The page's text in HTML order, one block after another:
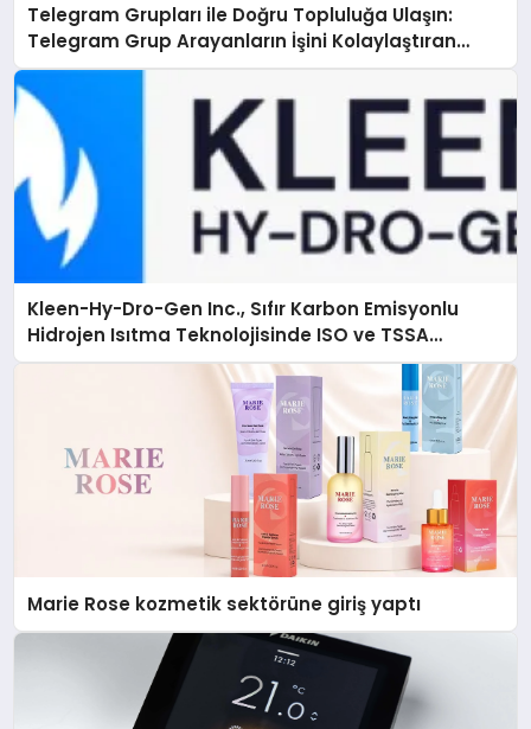
Telegram Grupları ile Doğru Topluluğa Ulaşın:
Telegram Grup Arayanların İşini Kolaylaştıran
Çözüm
Kleen-Hy-Dro-Gen Inc., Sıfır Karbon Emisyonlu
Hidrojen Isıtma Teknolojisinde ISO ve TSSA
Düzenleyici Onaylarını Aldı
Marie Rose kozmetik sektörüne giriş yaptı